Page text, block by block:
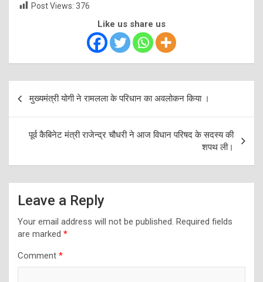
Post Views: 376
Like us share us
navigation
मुख्यमंत्री योगी ने रामलला के परिधान का अवलोकन किया ।
पूर्व कैबिनेट मंत्री राजेन्द्र चौधरी ने आज विधान परिषद के सदस्य की
शपथ ली।
Leave a Reply
Your email address will not be published. Required fields
are marked *
Comment *